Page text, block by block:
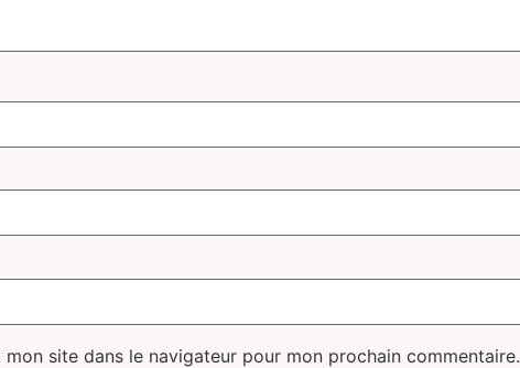
site dans le navigateur pour mon prochain commentaire.